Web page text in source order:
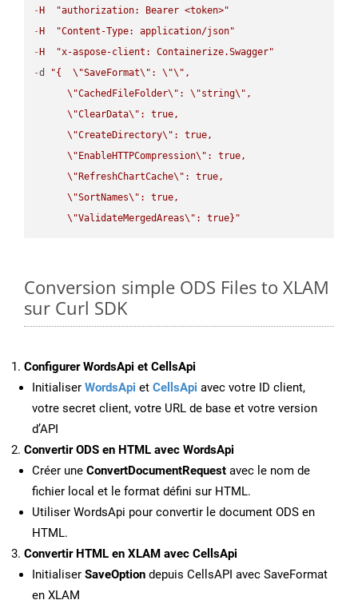
- H
"authorization: Bearer <token>"
- H
"Content-Type: application/json"
- H
"x-aspose-client: Containerize.Swagger"
-d "{ \"SaveFormat\" : \"\" ,
\"CachedFileFolder\" : \"string\" ,
\"ClearData\" : true,
\"CreateDirectory\" : true,
\" EnableHTTPCompression\" : true,
\" RefreshChartCache\" : true,
\"SortNames\" : true,
\"ValidateMergedAreas\" : true}"
Conversion simple ODS Files to XLAM
sur Curl SDK
Configurer WordsApi et CellsApi
Initialiser WordsApi et CellsApi avec votre ID client,
votre secret client, votre URL de base et votre version
d’API
Convertir ODS en HTML avec WordsApi
Créer une ConvertDocumentRequest avec le nom de
fichier local et le format défini sur HTML.
Utiliser WordsApi pour convertir le document ODS en
HTML.
Convertir HTML en XLAM avec CellsApi
Initialiser SaveOption depuis CellsAPI avec SaveFormat
en XLAM